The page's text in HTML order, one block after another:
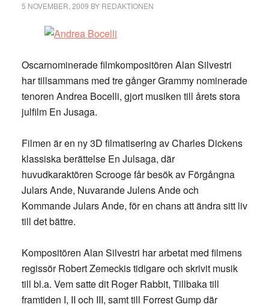
5 NOVEMBER, 2009 BY REDAKTIONEN
Oscarnominerade filmkompositören Alan Silvestri
har tillsammans med tre gånger Grammy nominerade
tenoren Andrea Bocelli, gjort musiken till årets stora
julfilm En Jusaga.
Filmen är en ny 3D filmatisering av Charles Dickens
klassiska berättelse En Julsaga, där
huvudkaraktören Scrooge får besök av Förgångna
Julars Ande, Nuvarande Julens Ande och
Kommande Julars Ande, för en chans att ändra sitt liv
till det bättre.
Kompositören Alan Silvestri har arbetat med filmens
regissör Robert Zemeckis tidigare och skrivit musik
till bl.a. Vem satte dit Roger Rabbit, Tillbaka till
framtiden I, II och III, samt till Forrest Gump där